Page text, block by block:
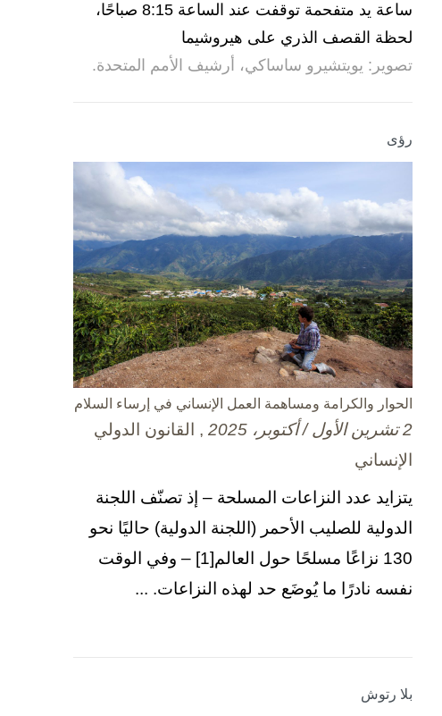
ساعة يد متفحمة توقفت عند الساعة 8:15 صباحًا،
لحظة القصف الذري على هيروشيما
تصوير: يويتشيرو ساساكي، أرشيف الأمم المتحدة.
رؤى
الحوار والكرامة ومساهمة العمل الإنساني في إرساء السلام
2 تشرين الأول / أكتوبر، 2025
, القانون الدولي
الإنساني
يتزايد عدد النزاعات المسلحة – إذ تصنّف اللجنة
الدولية للصليب الأحمر (اللجنة الدولية) حاليًا نحو
130 نزاعًا مسلحًا حول العالم[1] – وفي الوقت
نفسه نادرًا ما يُوضَع حد لهذه النزاعات. ...
بلا رتوش